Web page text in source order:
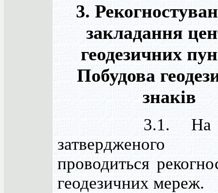
3.
закладання
геодезичних
Побудова
знаків
3.1. На
затвердженого
проводиться
геодезичних мереж.